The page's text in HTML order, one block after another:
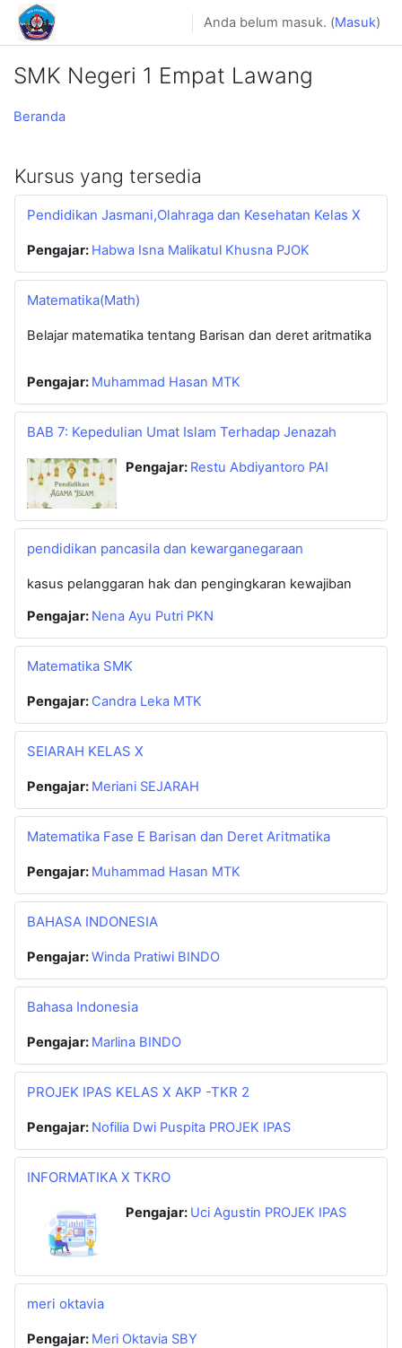
Lewati ke konten utama
Anda belum masuk. (Masuk)
SMK Negeri 1 Empat Lawang
Beranda
Kursus yang tersedia
Pendidikan Jasmani,Olahraga dan Kesehatan Kelas X
Pengajar: Habwa Isna Malikatul Khusna PJOK
Matematika(Math)
Belajar matematika tentang Barisan dan deret aritmatika
Pengajar: Muhammad Hasan MTK
BAB 7: Kepedulian Umat Islam Terhadap Jenazah
Pengajar: Restu Abdiyantoro PAI
pendidikan pancasila dan kewarganegaraan
kasus pelanggaran hak dan pengingkaran kewajiban
Pengajar: Nena Ayu Putri PKN
Matematika SMK
Pengajar: Candra Leka MTK
SEIARAH KELAS X
Pengajar: Meriani SEJARAH
Matematika Fase E Barisan dan Deret Aritmatika
Pengajar: Muhammad Hasan MTK
BAHASA INDONESIA
Pengajar:Winda Pratiwi BINDO
Bahasa Indonesia
Pengajar: Marlina BINDO
PROJEK IPAS KELAS X AKP -TKR 2
Pengajar: Nofilia Dwi Puspita PROJEK IPAS
INFORMATIKA X TKRO
Pengajar: Uci Agustin PROJEK IPAS
meri oktavia
Pengajar: Meri Oktavia SBY